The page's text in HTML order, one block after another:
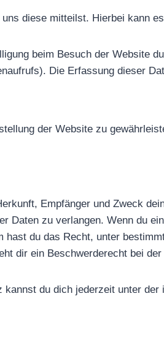
diese mitteilst. Hierbei kann
beim Besuch der Website
Die Erfassung dieser
der Website zu
Empfänger und Zweck
Daten zu verlangen. Wenn du
du das Recht, unter
dir ein Beschwerderecht bei
du dich jederzeit unter